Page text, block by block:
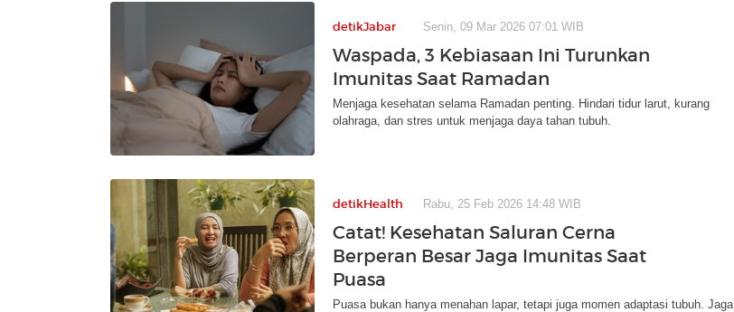
detikJabar Senin, 09 Mar 2026 07:01 WIB
Waspada, 3 Kebiasaan Ini Turunkan
Imunitas Saat Ramadan
Menjaga kesehatan selama Ramadan penting. Hindari tidur larut, kurang
olahraga, dan stres untuk menjaga daya tahan tubuh.
detikHealth Rabu, 25 Feb 2026 14:48 WIB
Catat! Kesehatan Saluran Cerna
Berperan Besar Jaga Imunitas Saat
Puasa
Puasa bukan hanya menahan lapar, tetapi juga momen adaptasi tubuh. Jaga